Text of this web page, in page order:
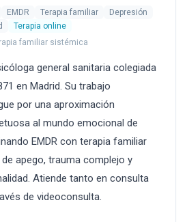
EMDR Terapia familiar
Depresión
Terapia online
familiar sistémica
general sanitaria colegiada
en Madrid. Su trabajo
por una aproximación
al mundo emocional de
EMDR con terapia familiar
apego, trauma complejo y
Atiende tanto en consulta
de videoconsulta.